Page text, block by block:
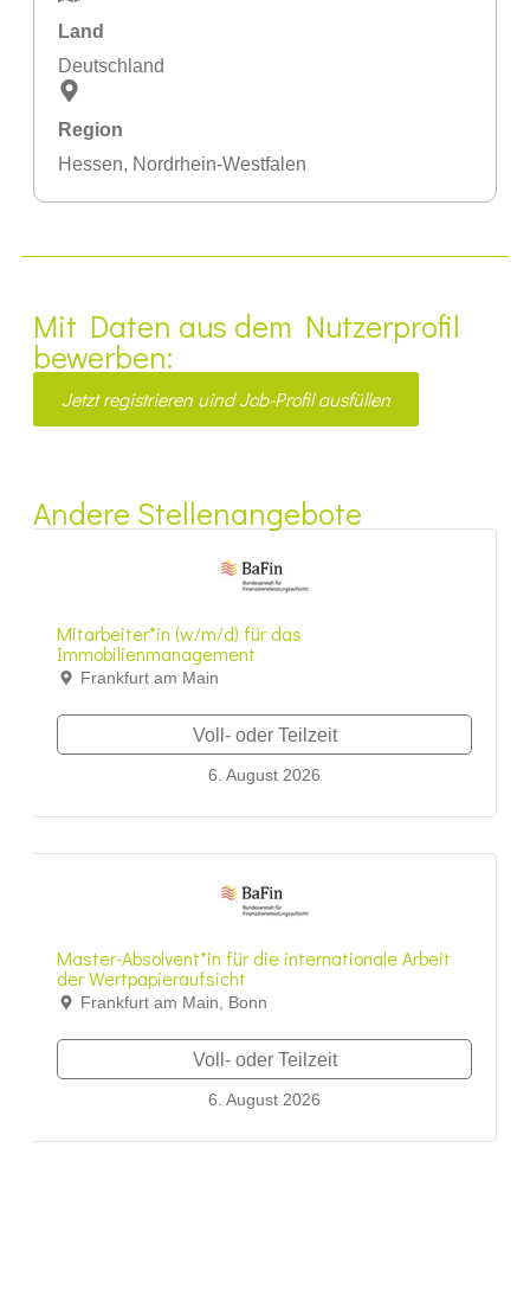
Land
Deutschland
Region
Hessen, Nordrhein-Westfalen
Mit Daten aus dem Nutzerprofil
bewerben:
Jetzt registrieren uind Job-Profil ausfüllen
Andere Stellenangebote
Mitarbeiter*in (w/m/d) für das
Immobilienmanagement
Frankfurt am Main
Voll- oder Teilzeit
6. August 2026
Master-Absolvent*in für die internationale Arbeit
der Wertpapieraufsicht
Frankfurt am Main, Bonn
Voll- oder Teilzeit
6. August 2026